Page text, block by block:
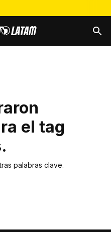
el tag
.
palabras clave.